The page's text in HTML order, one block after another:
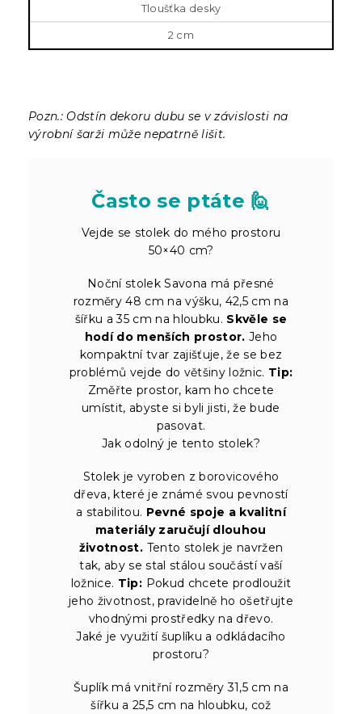
Tloušťka desky
2 cm
Pozn.: Odstín dekoru dubu se v závislosti na
výrobní šarži může nepatrně lišit.
Často se ptáte 🙋
Vejde se stolek do mého prostoru
50×40 cm?
Noční stolek Savona má přesné
rozměry 48 cm na výšku, 42,5 cm na
šířku a 35 cm na hloubku. Skvěle se
hodí do menších prostor. Jeho
kompaktní tvar zajišťuje, že se bez
problémů vejde do většiny ložnic. Tip:
Změřte prostor, kam ho chcete
umístit, abyste si byli jisti, že bude
pasovat.
Jak odolný je tento stolek?
Stolek je vyroben z borovicového
dřeva, které je známé svou pevností
a stabilitou. Pevné spoje a kvalitní
materiály zaručují dlouhou
životnost. Tento stolek je navržen
tak, aby se stal stálou součástí vaší
ložnice. Tip: Pokud chcete prodloužit
jeho životnost, pravidelně ho ošetřujte
vhodnými prostředky na dřevo.
Jaké je využití šuplíku a odkládacího
prostoru?
Šuplík má vnitřní rozměry 31,5 cm na
šířku a 25,5 cm na hloubku, což